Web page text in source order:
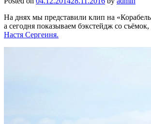
На днях мы представили клип на
а сегодня показываем бэкстейдж со
Настя Сергеиня.